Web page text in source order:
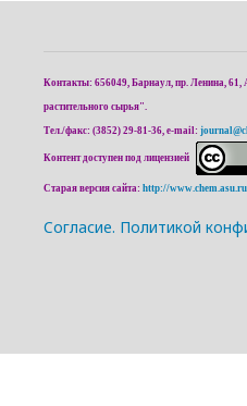
Контакты: 656049, Барнаул, пр. Ленина,
растительного сырья".
Тел./факс: (3852) 29-81-36, e-mail:
Контент доступен под лицензией
Старая версия сайта: http://
Cогласие. Политикой